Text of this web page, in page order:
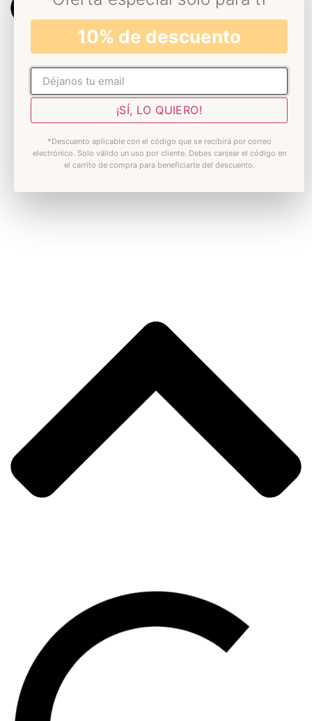
10% de descuento
No rellenar
¡SÍ, LO QUIERO!
*Descuento aplicable con el código que se recibirá por correo
electrónico. Solo válido un uso por cliente. Debes canjear el código en
el carrito de compra para beneficiarte del descuento.